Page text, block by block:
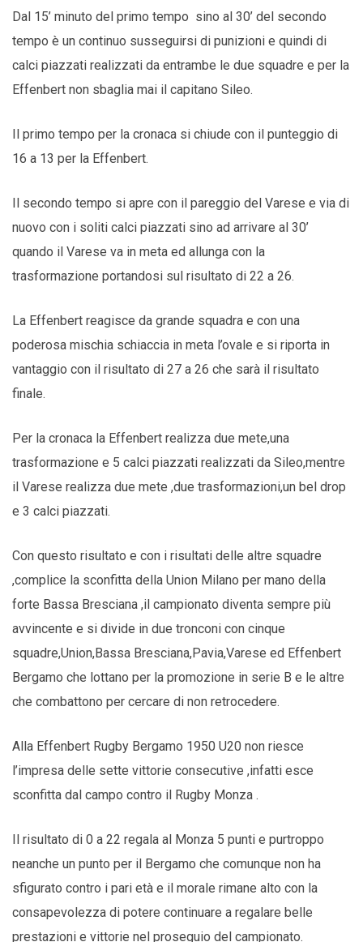
Dal 15’ minuto del primo tempo sino al 30’ del secondo
tempo è un continuo susseguirsi di punizioni e quindi di
calci piazzati realizzati da entrambe le due squadre e per la
Effenbert non sbaglia mai il capitano Sileo.
Il primo tempo per la cronaca si chiude con il punteggio di
16 a 13 per la Effenbert.
Il secondo tempo si apre con il pareggio del Varese e via di
nuovo con i soliti calci piazzati sino ad arrivare al 30’
quando il Varese va in meta ed allunga con la
trasformazione portandosi sul risultato di 22 a 26.
La Effenbert reagisce da grande squadra e con una
poderosa mischia schiaccia in meta l’ovale e si riporta in
vantaggio con il risultato di 27 a 26 che sarà il risultato
finale.
Per la cronaca la Effenbert realizza due mete,una
trasformazione e 5 calci piazzati realizzati da Sileo,mentre
il Varese realizza due mete ,due trasformazioni,un bel drop
e 3 calci piazzati.
Con questo risultato e con i risultati delle altre squadre
,complice la sconfitta della Union Milano per mano della
forte Bassa Bresciana ,il campionato diventa sempre più
avvincente e si divide in due tronconi con cinque
squadre,Union,Bassa Bresciana,Pavia,Varese ed Effenbert
Bergamo che lottano per la promozione in serie B e le altre
che combattono per cercare di non retrocedere.
Alla Effenbert Rugby Bergamo 1950 U20 non riesce
l’impresa delle sette vittorie consecutive ,infatti esce
sconfitta dal campo contro il Rugby Monza .
Il risultato di 0 a 22 regala al Monza 5 punti e purtroppo
neanche un punto per il Bergamo che comunque non ha
sfigurato contro i pari età e il morale rimane alto con la
consapevolezza di potere continuare a regalare belle
prestazioni e vittorie nel proseguio del campionato.